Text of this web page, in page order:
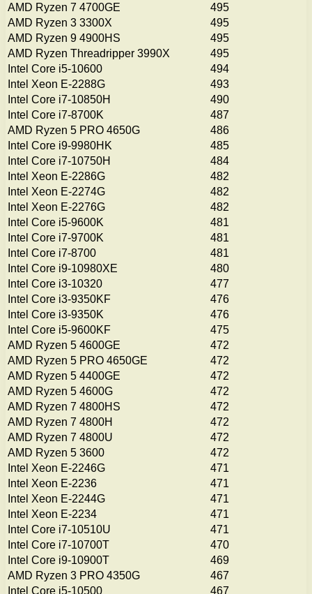
AMD Ryzen 7 4700GE
495
AMD Ryzen 3 3300X
495
AMD Ryzen 9 4900HS
495
AMD Ryzen Threadripper 3990X
495
Intel Core i5-10600
494
Intel Xeon E-2288G
493
Intel Core i7-10850H
490
Intel Core i7-8700K
487
AMD Ryzen 5 PRO 4650G
486
Intel Core i9-9980HK
485
Intel Core i7-10750H
484
Intel Xeon E-2286G
482
Intel Xeon E-2274G
482
Intel Xeon E-2276G
482
Intel Core i5-9600K
481
Intel Core i7-9700K
481
Intel Core i7-8700
481
Intel Core i9-10980XE
480
Intel Core i3-10320
477
Intel Core i3-9350KF
476
Intel Core i3-9350K
476
Intel Core i5-9600KF
475
AMD Ryzen 5 4600GE
472
AMD Ryzen 5 PRO 4650GE
472
AMD Ryzen 5 4400GE
472
AMD Ryzen 5 4600G
472
AMD Ryzen 7 4800HS
472
AMD Ryzen 7 4800H
472
AMD Ryzen 7 4800U
472
AMD Ryzen 5 3600
472
Intel Xeon E-2246G
471
Intel Xeon E-2236
471
Intel Xeon E-2244G
471
Intel Xeon E-2234
471
Intel Core i7-10510U
471
Intel Core i7-10700T
470
Intel Core i9-10900T
469
AMD Ryzen 3 PRO 4350G
467
Intel Core i5-10500
467